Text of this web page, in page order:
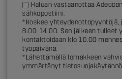
Haluan vastaanottaa
sähköpostiini.
*Koskee
8.00-14.00. Sen jälkeen tulleet
kontaktoidaan klo 10.00
työpäivänä.
*Lähettämällä lomakkeen
ymmärtänyt